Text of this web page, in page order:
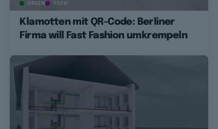
GREEN TECH
Klamotten mit QR-Code: Berliner
Firma will Fast Fashion umkrempeln